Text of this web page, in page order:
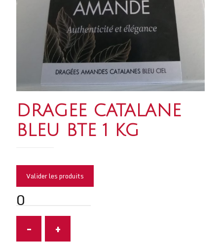
DRAGEE CATALANE
BLEU BTE 1 KG
Valider les produits
0
- +